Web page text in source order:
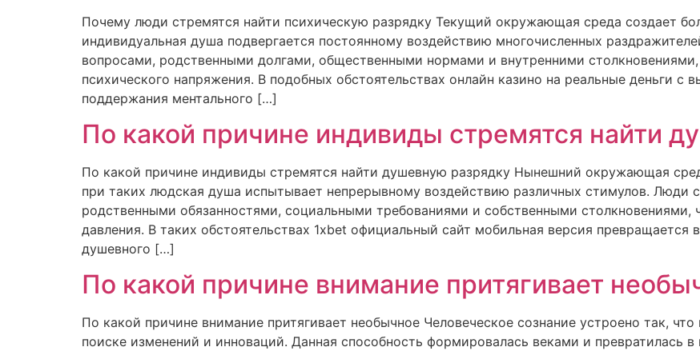
Почему люди стремятся найти психическую разрядку Текущий окружающая среда создает
индивидуальная душа подвергается постоянному воздействию многочисленных
вопросами, родственными долгами, общественными нормами и внутренними столкновениями,
психического напряжения. В подобных обстоятельствах онлайн казино на реальные деньги с
поддержания ментального […]
По какой причине индивиды стремятся найти
По какой причине индивиды стремятся найти душевную разрядку Нынешний окружающая
при таких людская душа испытывает непрерывному воздействию различных стимулов. Люди
родственными обязанностями, социальными требованиями и собственными столкновениями,
давления. В таких обстоятельствах 1xbet официальный сайт мобильная версия
душевного […]
По какой причине внимание притягивает
По какой причине внимание притягивает необычное Человеческое сознание устроено так,
поиске изменений и инноваций. Данная способность формировалась веками и превратилась